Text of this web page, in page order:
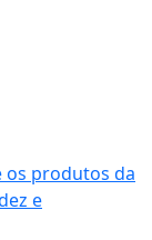
os produtos da
e